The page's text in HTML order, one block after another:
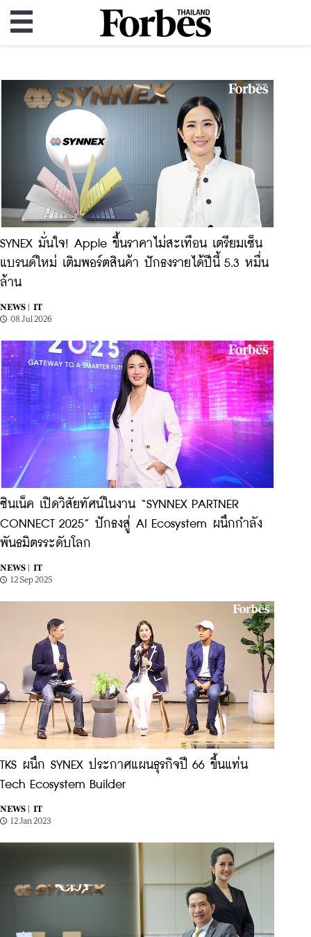
SYNEX มั่นใจ! Apple ขึ้นราคาไม่สะเทือน เตรียมเซ็น
แบรนด์ใหม่ เติมพอร์ตสินค้า ปักธงรายได้ปีนี้ 5.3 หมื่น
ล้าน
NEWS |
IT
08 Jul 2026
ซินเน็ค เปิดวิสัยทัศน์ในงาน “SYNNEX PARTNER
CONNECT 2025” ปักธงสู่ AI Ecosystem ผนึกกำลัง
พันธมิตรระดับโลก
NEWS |
IT
12 Sep 2025
TKS ผนึก SYNEX ประกาศแผนธุรกิจปี 66 ขึ้นแท่น
Tech Ecosystem Builder
NEWS |
IT
12 Jan 2023